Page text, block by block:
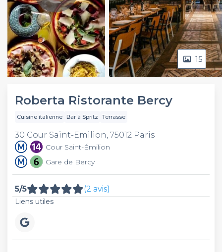
Play
Video
15
Roberta Ristorante Bercy
Cuisine italienne Bar à Spritz Terrasse
30 Cour Saint-Emilion, 75012 Paris
Cour Saint-Émilion
Gare de Bercy
5/5 (2 avis)
Liens utiles